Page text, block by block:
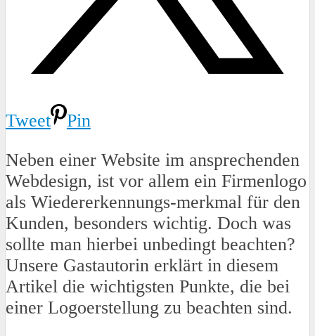
Tweet
Pin
Neben einer Website im ansprechenden
Webdesign, ist vor allem ein Firmenlogo
als Wiedererkennungs-merkmal für den
Kunden, besonders wichtig. Doch was
sollte man hierbei unbedingt beachten?
Unsere Gastautorin erklärt in diesem
Artikel die wichtigsten Punkte, die bei
einer Logoerstellung zu beachten sind.